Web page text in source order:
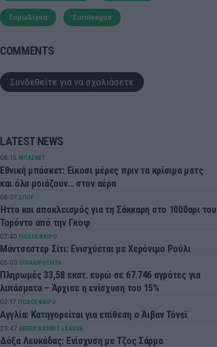
Ευρωλίγκα Euroleague
COMMENTS
Συνδεθείτε για να σχολιάσετε
LATEST NEWS
08:15 ΜΠΑΣΚΕΤ
Εθνική μπάσκετ: Είκοσι μέρες πριν τα κρίσιμα ματς
και όλα μοιάζουν… στον αέρα
08:07 ΣΠΟΡ
Ήττα και αποκλεισμός για τη Σάκκαρη στο 1000αρι του
Τορόντο από την Γκοφ
07:40 ΠΟΔΟΣΦΑΙΡΟ
Μάντσεστερ Σίτι: Ενισχύεται με Χερόνιμο Ρούλι
05:03 ΕΠΙΚΑΙΡΟΤΗΤΑ
Πληρωμές 33,58 εκατ. ευρώ σε 67.746 αγρότες για
λιπάσματα – Άρχισε η ενίσχυση του 15%
02:17 ΠΟΔΟΣΦΑΙΡΟ
Αγγλία: Κατηγορείται για επίθεση ο Άιβαν Τόνεϊ
23:47 GREEK BASKET LEAGUE
Δόξα Λευκάδας: Ενίσχυση με Τζος Σάρμα